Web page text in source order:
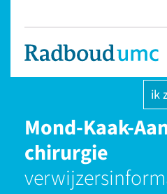
ik
Mond-Kaak-
chirurgie